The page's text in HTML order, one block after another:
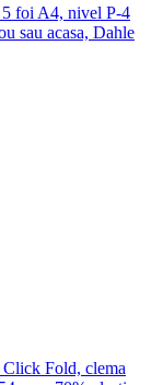
foi A4, nivel P-4
sau acasa, Dahle
Click Fold, clema